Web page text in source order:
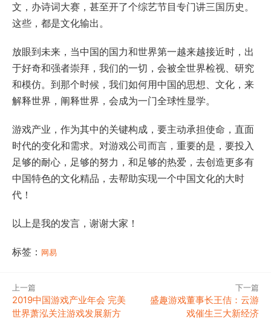
文，办诗词大赛，甚至开了个综艺节目专门讲三国历史。
这些，都是文化输出。
放眼到未来，当中国的国力和世界第一越来越接近时，出
于好奇和强者崇拜，我们的一切，会被全世界检视、研究
和模仿。到那个时候，我们如何用中国的思想、文化，来
解释世界，阐释世界，会成为一门全球性显学。
游戏产业，作为其中的关键构成，要主动承担使命，直面
时代的变化和需求。对游戏公司而言，重要的是，要投入
足够的耐心，足够的努力，和足够的热爱，去创造更多有
中国特色的文化精品，去帮助实现一个中国文化的大时
代！
以上是我的发言，谢谢大家！
标签： 网易
上一篇
2019中国游戏产业年会 完美
世界萧泓关注游戏发展新方
下一篇
盛趣游戏董事长王佶：云游
戏催生三大新经济